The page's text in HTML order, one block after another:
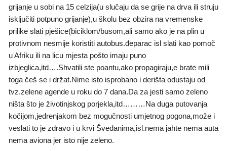
grijanje u sobi na 15 celzija(u slučaju da se grije na drva ili struju
isključiti potpuno grijanje),u školu bez obzira na vremenske
prilike slati pješice(biciklom/busom,ali samo ako je na plin u
protivnom nesmije koristiti autobus.đeparac isl slati kao pomoč
u Afriku ili na licu mjesta pošto imaju puno
izbjeglica,itd….Shvatili ste poantu,ako propagiraju,e brate mili
toga češ se i držat.Nime isto isprobano i derišta odustaju od
tvz.zelene agende u roku do 7 dana.Da za jesti samo zeleno
ništa što je životinjskog porjekla,itd………Na duga putovanja
kočijom,jedrenjakom bez mogučnosti umjetnog pogona,može i
veslati to je zdravo i u krvi Šveđanima,isl.nema jahte nema auta
nema aviona jer isto nije zeleno.